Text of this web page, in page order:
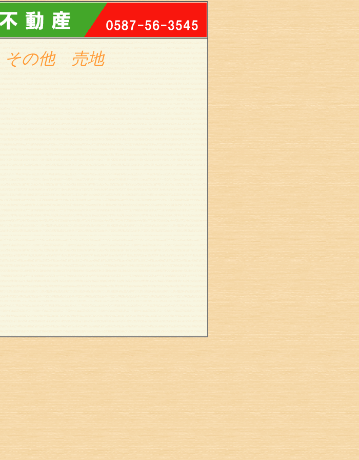
その他 売地